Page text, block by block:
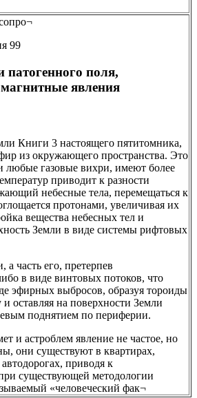
99
патогенного поля,
явления
Книги 3 настоящего пятитомника,
из окружающего пространства. Это
любые газовые вихри, имеют более
приводит к разности
небесные тела, перемещаться к
протонами, увеличивая их
вещества небесных тел и
Земли в виде системы рифтовых
часть его, претерпев
в виде винтовых потоков, что
эфирных выбросов, образуя тороиды
оставляя на поверхности Земли
поднятием по периферии.
и астроблем явление не частое, но
они существуют в квартирах,
приводя к
существующей методологии
«человеческий фак¬